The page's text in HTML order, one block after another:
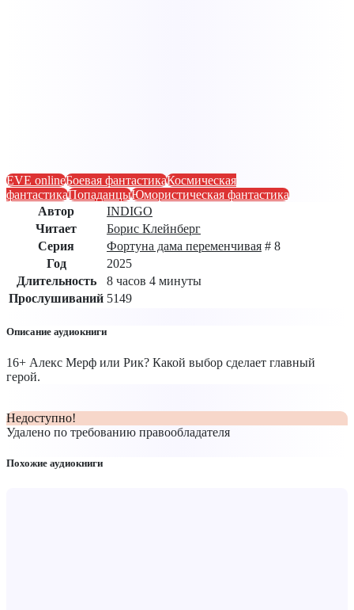
EVE onlineБоевая фантастикаКосмическая
фантастикаПопаданцыЮмористическая фантастика
Автор
INDIGO
Читает
Борис Клейнберг
Серия
Фортуна дама переменчивая # 8
Год
2025
Длительность
8 часов 4 минуты
Прослушиваний 5149
Описание аудиокниги
16+ Алекс Мерф или Рик? Какой выбор сделает главный
герой.
Недоступно!
Удалено по требованию правообладателя
Похожие аудиокниги